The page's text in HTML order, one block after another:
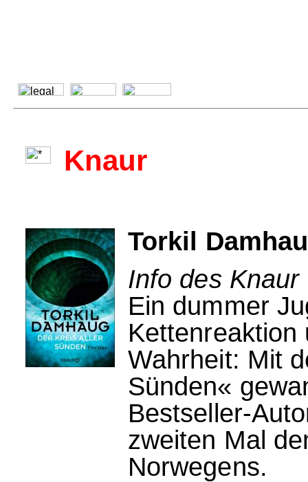
Knaur
Torkil
Info des Knaur
Ein dummer
Wahrheit: Mit
Sünden«
Bestseller-
zweiten Mal
Norwegens.